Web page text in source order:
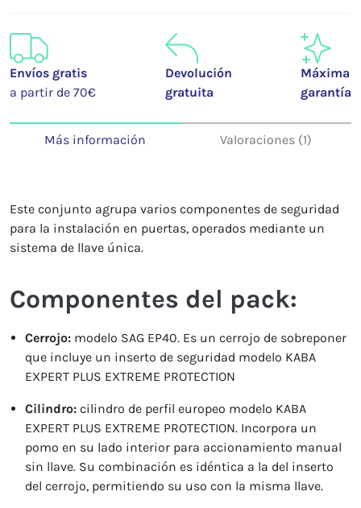
Envíos gratis
a partir de 70€
Devolución
gratuita
Máxima
garantía
Más información Valoraciones (1)
Este conjunto agrupa varios componentes de seguridad
para la instalación en puertas, operados mediante un
sistema de llave única.
Componentes del pack:
Cerrojo: modelo SAG EP40. Es un cerrojo de sobreponer
que incluye un inserto de seguridad modelo KABA
EXPERT PLUS EXTREME PROTECTION
Cilindro: cilindro de perfil europeo modelo KABA
EXPERT PLUS EXTREME PROTECTION. Incorpora un
pomo en su lado interior para accionamiento manual
sin llave. Su combinación es idéntica a la del inserto
del cerrojo, permitiendo su uso con la misma llave.